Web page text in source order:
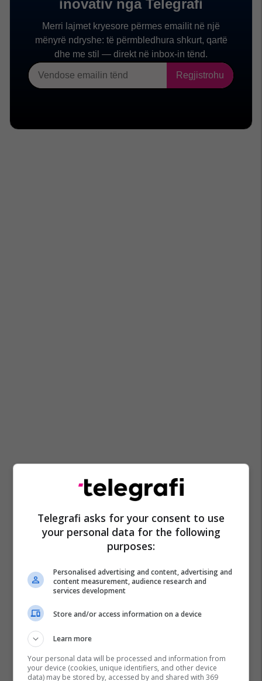
Telegrafi asks for your consent to use
your personal data for the following
purposes:
Personalised advertising and content, advertising and
content measurement, audience research and
services development
Store and/or access information on a device
Learn more
Your personal data will be processed and information from
your device (cookies, unique identifiers, and other device
data) may be stored by, accessed by and shared with 369